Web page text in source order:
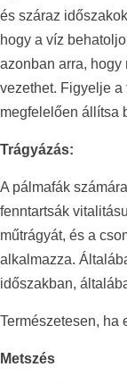
és száraz
hogy a víz
azonban arra, hogy
vezethet. Figyelje
megfelelően állítsa
Trágyázás:
A pálmafák
fenntartsák
műtrágyát, és a
alkalmazza.
időszakban,
Természetesen, ha
Metszés